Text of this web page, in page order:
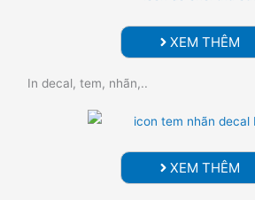
XEM THÊM
In decal, tem, nhãn,..
XEM THÊM